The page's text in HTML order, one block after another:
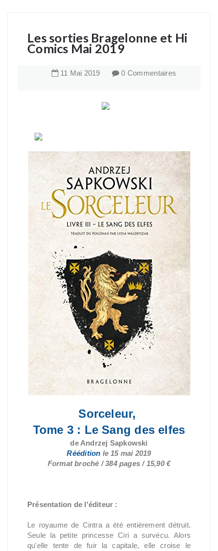
Les sorties Bragelonne et Hi
Comics Mai 2019
11 Mai 2019 0 Commentaires
Sorceleur,
Tome 3 : Le Sang des elfes
de Andrzej Sapkowski
Réédition le 15 mai 2019
Format broché / 384 pages / 15,90 €
Présentation de l'éditeur :
Le royaume de Cintra a été entièrement détruit.
Seule la petite princesse Ciri a survécu. Alors
qu'elle tente de fuir la capitale, elle croise le